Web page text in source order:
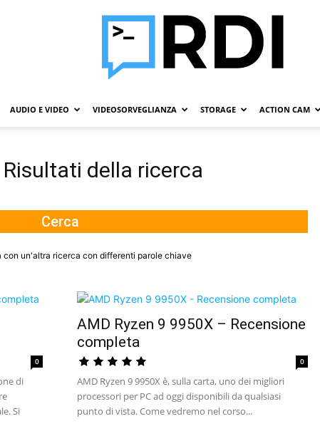
AUDIO E VIDEO VIDEOSORVEGLIANZA STORAGE ACTION CAM
Risultati della ricerca
un'altra ricerca con differenti parole chiave
0
di
Si
AMD Ryzen 9 9950X – Recensione
completa
0
AMD Ryzen 9 9950X è, sulla carta, uno dei migliori
processori per PC ad oggi disponibili da qualsiasi
punto di vista. Come vedremo nel corso...